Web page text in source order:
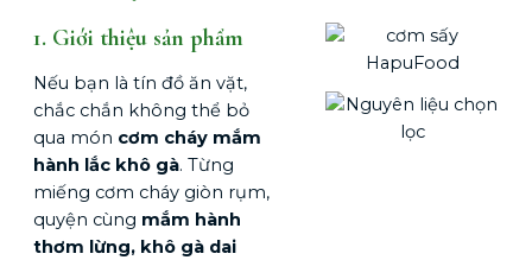
1. Giới thiệu sản phẩm
Nếu bạn là tín đồ ăn vặt,
chắc chắn không thể bỏ
qua món cơm cháy mắm
hành lắc khô gà. Từng
miếng cơm cháy giòn rụm,
quyện cùng mắm hành
thơm lừng, khô gà dai